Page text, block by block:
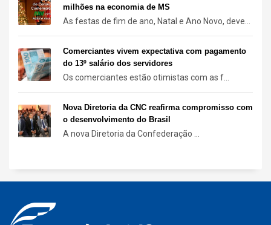
milhões na economia de MS
As festas de fim de ano, Natal e Ano Novo, deve...
Comerciantes vivem expectativa com pagamento
do 13º salário dos servidores
Os comerciantes estão otimistas com as f...
Nova Diretoria da CNC reafirma compromisso com
o desenvolvimento do Brasil
A nova Diretoria da Confederação ...